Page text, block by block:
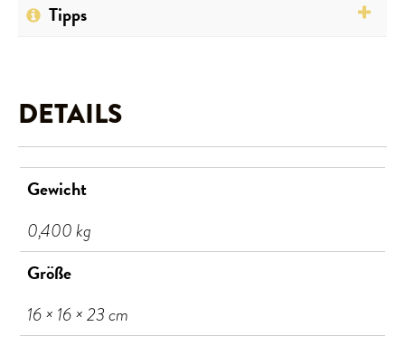
Tipps
heruntergedrücktem Stempel stehen lassen –
Wasser weiterhin mit dem gemahlenen Kaffee
in Verbindung ist und nachzieht
Wer seinen Kaffee aus der Stempelkanne
lieber etwas milder trinkt, kann durch eine
kürzere Ziehzeit das Ergebnis beeinflussen.
Die Temperatur bitte nur als Richtwert
DETAILS
Gewicht
0,400 kg
Größe
16 × 16 × 23 cm